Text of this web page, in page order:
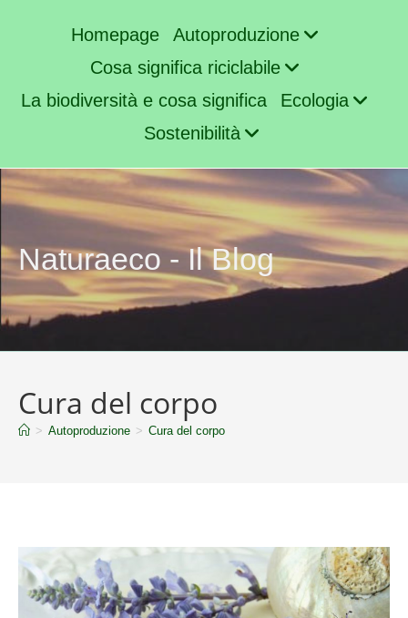
Homepage
Autoproduzione
Cosa significa riciclabile
La biodiversità e cosa significa
Ecologia
Sostenibilità
Naturaeco - Il Blog
Cura del corpo
> Autoproduzione > Cura del corpo